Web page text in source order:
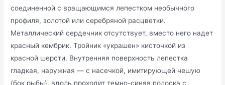
соединенной с вращающимся лепестком необычного
профиля, золотой или серебряной расцветки.
Металлический сердечник отсутствует, вместо него надет
красный кембрик. Тройник «украшен» кисточкой из
красной шерсти. Внутренняя поверхность лепестка
гладкая, наружная — с насечкой, имитирующей чешую
(бок рыбы), вдоль проходит темно-синяя полоска с